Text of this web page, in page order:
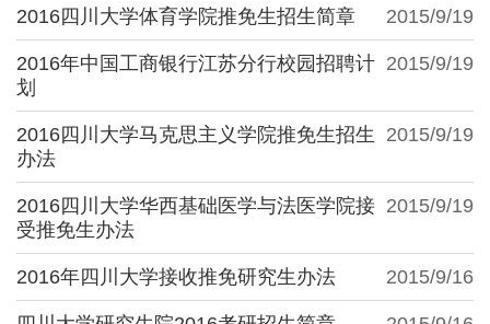
2015/9/19
2016四川大学体育学院推免生招生简章
2015/9/19
2016年中国工商银行江苏分行校园招聘计
划
2015/9/19
2016四川大学马克思主义学院推免生招生
办法
2015/9/19
2016四川大学华西基础医学与法医学院接
受推免生办法
2015/9/16
2016年四川大学接收推免研究生办法